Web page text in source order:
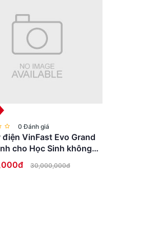
0 Đánh giá
điện VinFast Evo Grand
cho Học Sinh không
lái
30,000,000đ